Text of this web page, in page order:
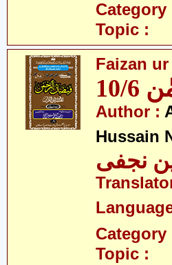
Category
Topic :
Faizan
6
Author :
Hussain
نجفی
Category
Topic :